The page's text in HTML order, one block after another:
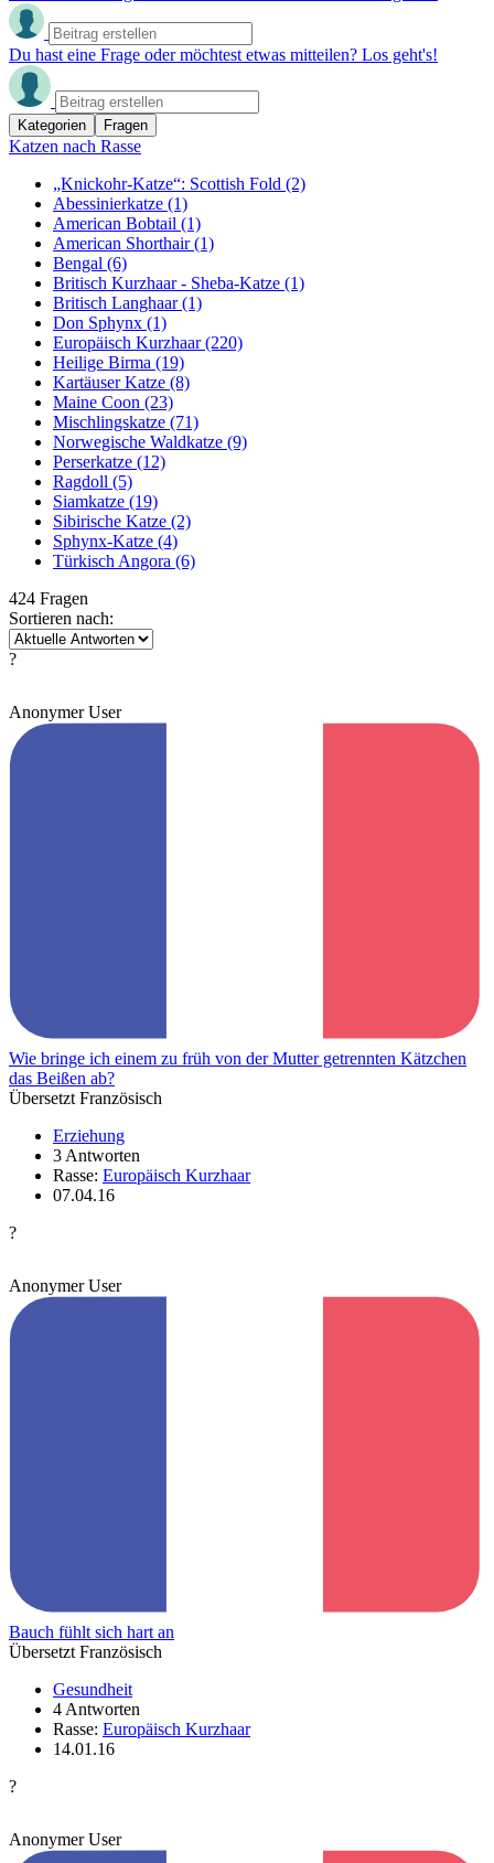
Du hast eine Frage oder möchtest etwas mitteilen? Los geht's!
Kategorien Fragen
Katzen nach Rasse
„Knickohr-Katze“: Scottish Fold (2)
Abessinierkatze (1)
American Bobtail (1)
American Shorthair(1)
Bengal (6)
Britisch Kurzhaar - Sheba-Katze (1)
Britisch Langhaar(1)
Don Sphynx (1)
Europäisch Kurzhaar(220)
Heilige Birma (19)
Kartäuser Katze (8)
Maine Coon (23)
Mischlingskatze (71)
Norwegische Waldkatze (9)
Perserkatze (12)
Ragdoll (5)
Siamkatze (19)
Sibirische Katze (2)
Sphynx-Katze (4)
Türkisch Angora (6)
424 Fragen
Sortieren nach:
?
Anonymer User
Wie bringe ich einem zu früh von der Mutter getrennten Kätzchen
das Beißen ab?
Übersetzt Französisch
Erziehung
3 Antworten
Rasse: Europäisch Kurzhaar
07.04.16
?
Anonymer User
Bauch fühlt sich hart an
Übersetzt Französisch
Gesundheit
4 Antworten
Rasse: Europäisch Kurzhaar
14.01.16
?
Anonymer User